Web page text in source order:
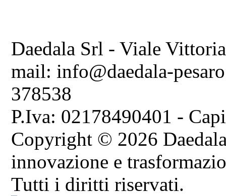
Daedala Srl - Viale
mail: info@daedala-
378538
P.Iva: 02178490401 -
Copyright © 2026
innovazione e
Tutti i diritti riservati.